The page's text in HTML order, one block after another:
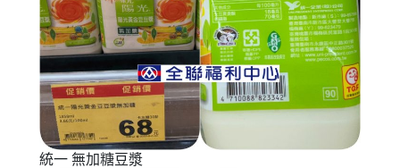
統一 無加糖豆漿